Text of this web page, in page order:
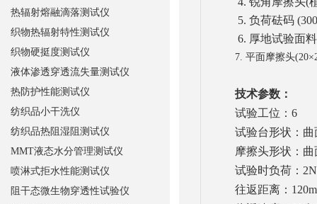
5. 负荷砝码
6. 厚地试验面料
7. 平面摩擦头
技术参数：
试验工位：6
试验台形状： 曲
摩擦头形状： 曲
试验时负荷： 2N
往返距离：1
热辐射熔融滴落测试仪
织物热辐射特性测试仪
织物硬挺度测试仪
液体渗透穿透流失量测试仪
热防护性能测试仪
纺织品小干洗仪
纺织品热阻湿阻测试仪
MMT液态水分管理测试仪
喷淋式拒水性能测试仪
阻干态微生物穿透性试验仪